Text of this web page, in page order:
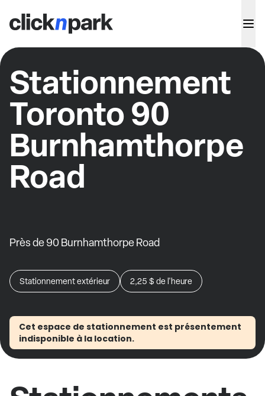
Stationnement
Toronto 90
Burnhamthorpe
Road
Près de 90 Burnhamthorpe Road
Stationnement extérieur 2,25 $ de l'heure
Cet espace de stationnement est présentement
indisponible à la location.